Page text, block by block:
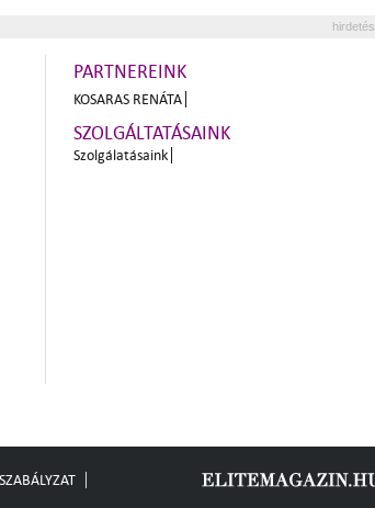
hirdetés
PARTNEREINK
KOSARAS RENÁTA
SZOLGÁLTATÁSAINK
Szolgálatásaink
SZABÁLYZAT